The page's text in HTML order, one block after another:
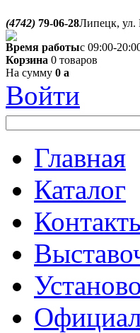
(4742) 79-06-28Липецк, ул.
Время работыс 09:00-
Корзина 0 товаров
На сумму 0 a
Войти
Главная
Каталог